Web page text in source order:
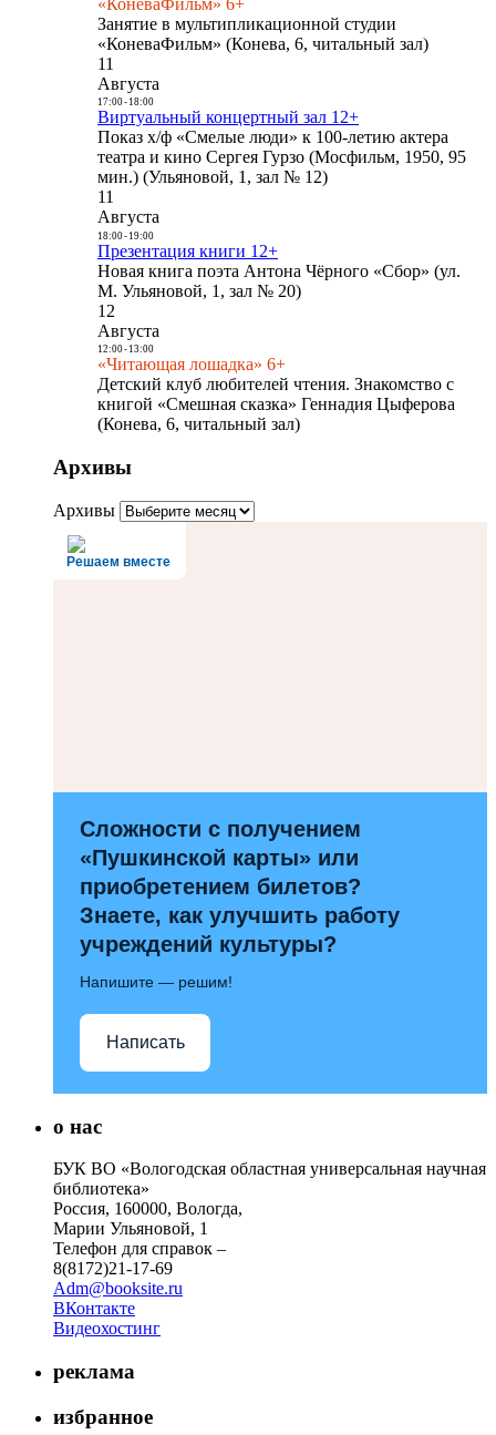
«КоневаФильм» 6+
Занятие в мультипликационной студии
«КоневаФильм» (Конева, 6, читальный зал)
11
Августа
17:00- 18:00
Виртуальный концертный зал 12+
Показ х/ф «Смелые люди» к 100-летию актера
театра и кино Сергея Гурзо (Мосфильм, 1950, 95
мин.) (Ульяновой, 1, зал № 12)
11
Августа
18:00- 19:00
Презентация книги 12+
Новая книга поэта Антона Чёрного «Сбор» (ул.
М. Ульяновой, 1, зал № 20)
12
Августа
12:00- 13:00
«Читающая лошадка» 6+
Детский клуб любителей чтения. Знакомство с
книгой «Смешная сказка» Геннадия Цыферова
(Конева, 6, читальный зал)
Архивы
Архивы
Решаем вместе
Сложности с получением
«Пушкинской карты» или
приобретением билетов?
Знаете, как улучшить работу
учреждений культуры?
Напишите — решим!
Написать
о нас
БУК ВО «Вологодская областная универсальная научная
библиотека»
Россия, 160000, Вологда,
Марии Ульяновой, 1
Телефон для справок –
8(8172)21-17-69
Adm@booksite.ru
ВКонтакте
Видеохостинг
реклама
избранное